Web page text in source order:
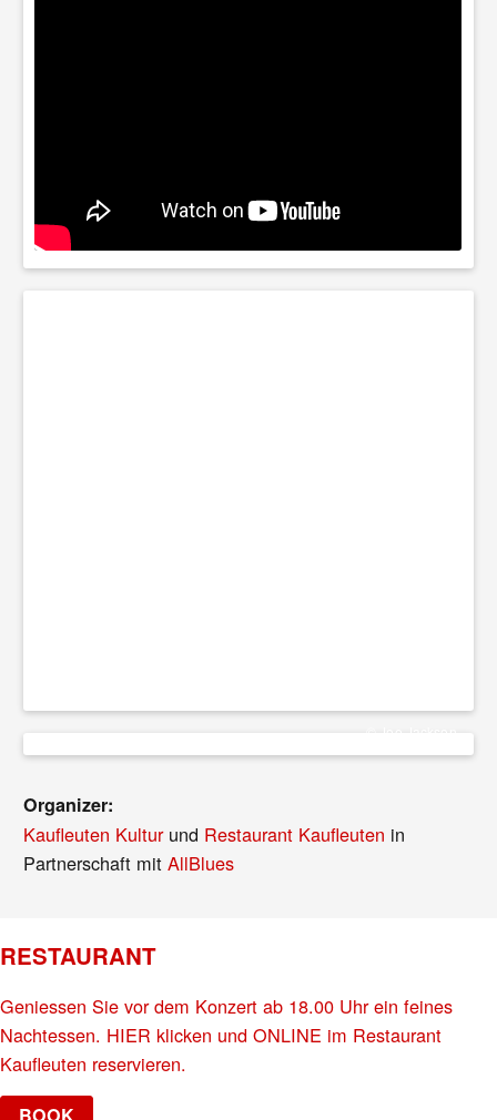
Organizer:
Kaufleuten Kulturund Restaurant Kaufleuten in
Partnerschaft mitAllBlues
RESTAURANT
Geniessen Sie vor dem Konzert ab 18.00 Uhr ein feines
Nachtessen. HIER klicken und ONLINE im Restaurant
Kaufleuten reservieren.